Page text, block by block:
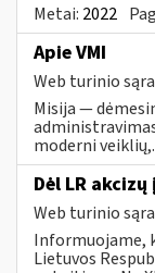
Metai: 2022
Apie VMI
Web turinio
Misija —
moderni
Dėl LR
Web turinio
Informuojame,
Lietuvos